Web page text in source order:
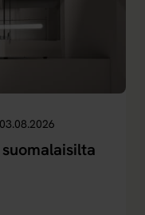
03.08.2026